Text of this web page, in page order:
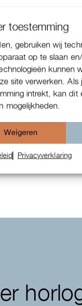
toestemming
gebruiken wij
op te slaan
kunnen
site verwerken. Als
intrekt, kan dit
mogelijkheden.
Weigeren
Privacyverklaring
Annual